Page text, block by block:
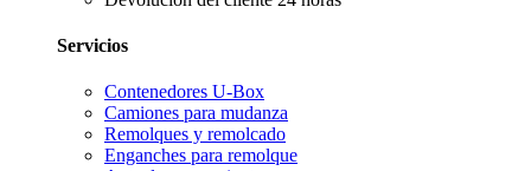
Servicios
Contenedores U-Box
Camiones para mudanza
Remolques y remolcado
Enganches para remolque